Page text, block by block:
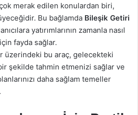
merak edilen konulardan biri,
Bu bağlamda Bileşik Getiri
yatırımlarının zamanla nasıl
fayda sağlar.
üzerindeki bu araç, gelecekteki
şekilde tahmin etmenizi sağlar ve
daha sağlam temeller